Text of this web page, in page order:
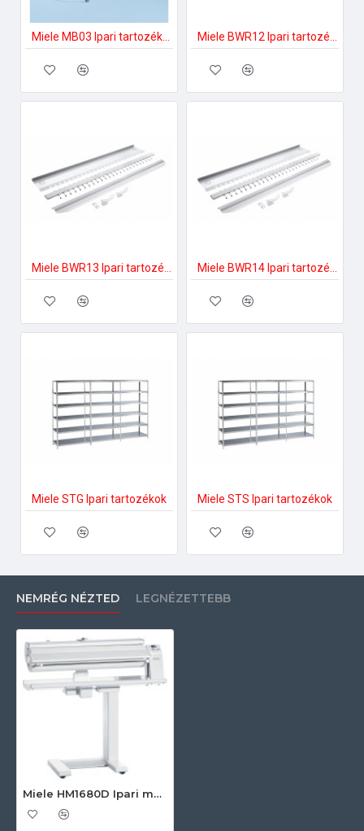
Miele STG Ipari tartozékok Miele STS Ipari tartozékok
NEMRÉG NÉZTED LEGNÉZETTEBB
Miele HM1680D Ipari mángorló